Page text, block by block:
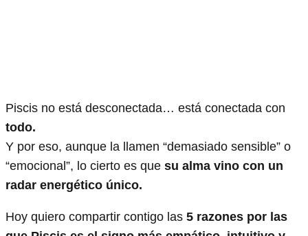
Piscis no está desconectada… está conectada con
todo.
Y por eso, aunque la llamen “demasiado sensible” o
“emocional”, lo cierto es que su alma vino con un
radar energético único.
Hoy quiero compartir contigo las 5 razones por las